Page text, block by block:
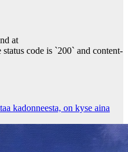
at
code is `200` and content-
kadonneesta, on kyse aina